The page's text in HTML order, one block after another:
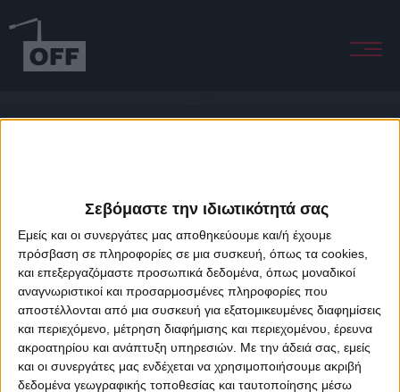
Σεβόμαστε την ιδιωτικότητά σας
Εμείς και οι συνεργάτες μας αποθηκεύουμε και/ή έχουμε
πρόσβαση σε πληροφορίες σε μια συσκευή, όπως τα cookies,
και επεξεργαζόμαστε προσωπικά δεδομένα, όπως μοναδικοί
αναγνωριστικοί και προσαρμοσμένες πληροφορίες που
αποστέλλονται από μια συσκευή για εξατομικευμένες διαφημίσεις
και περιεχόμενο, μέτρηση διαφήμισης και περιεχομένου, έρευνα
ακροατηρίου και ανάπτυξη υπηρεσιών. Με την άδειά σας, εμείς
και οι συνεργάτες μας ενδέχεται να χρησιμοποιήσουμε ακριβή
δεδομένα γεωγραφικής τοποθεσίας και ταυτοποίησης μέσω
About Offradio Business Class Terms & Conditions
Privacy Policy
Designed & developed byporcupine colors&Fotis Alexandrou